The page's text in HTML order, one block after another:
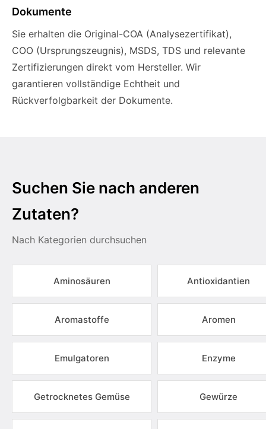
Dokumente
Sie erhalten die Original-COA (Analysezertifikat),
COO (Ursprungszeugnis), MSDS, TDS und relevante
Zertifizierungen direkt vom Hersteller. Wir
garantieren vollständige Echtheit und
Rückverfolgbarkeit der Dokumente.
Suchen Sie nach anderen
Zutaten?
Nach Kategorien durchsuchen
Aminosäuren Antioxidantien
Aromastoffe Aromen
Emulgatoren Enzyme
Getrocknetes Gemüse Gewürze